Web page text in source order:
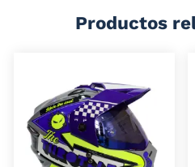
Productos